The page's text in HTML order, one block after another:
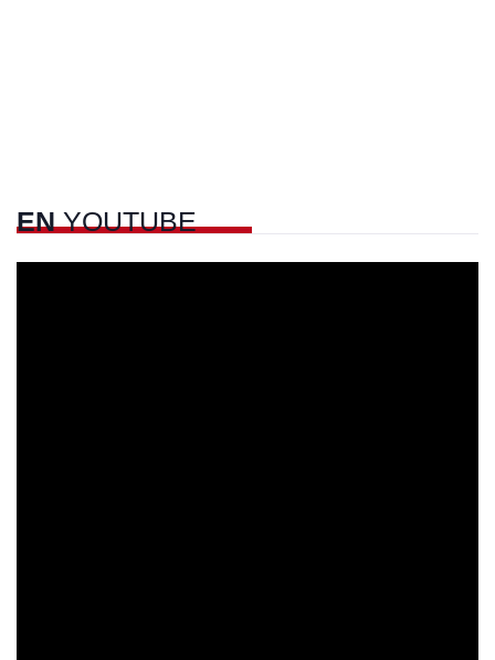
ENYOUTUBE